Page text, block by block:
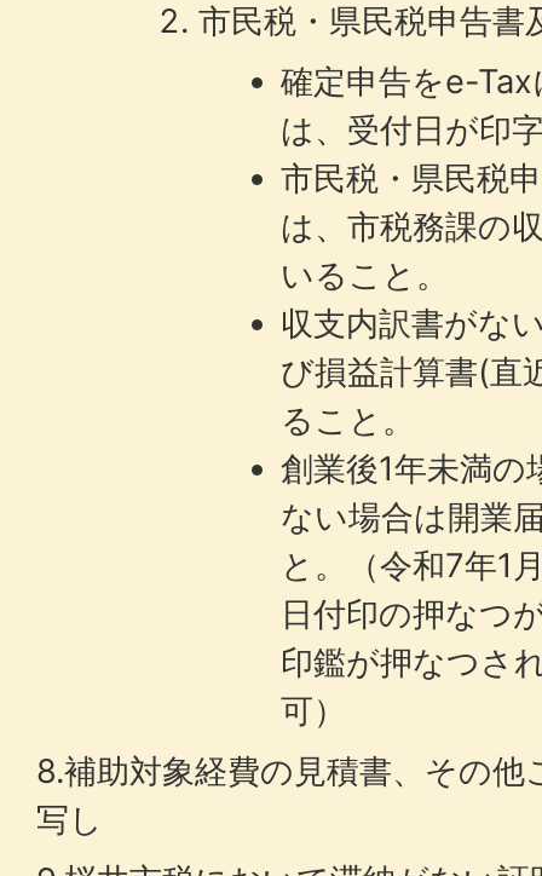
市民税・県民税申告書
確定申告をe-
は、受付日が印
市民税・県民税
は、市税務課の
いること。
収支内訳書がな
び損益計算書(直
ること。
創業後1年未満の
ない場合は開業
と。（令和7年1
日付印の押なつ
印鑑が押なつさ
可）
8.補助対象経費の見積書、その
写し